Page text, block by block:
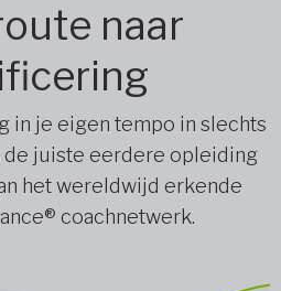
naar
in je eigen tempo in slechts
de juiste eerdere opleiding
het wereldwijd erkende
coachnetwerk.